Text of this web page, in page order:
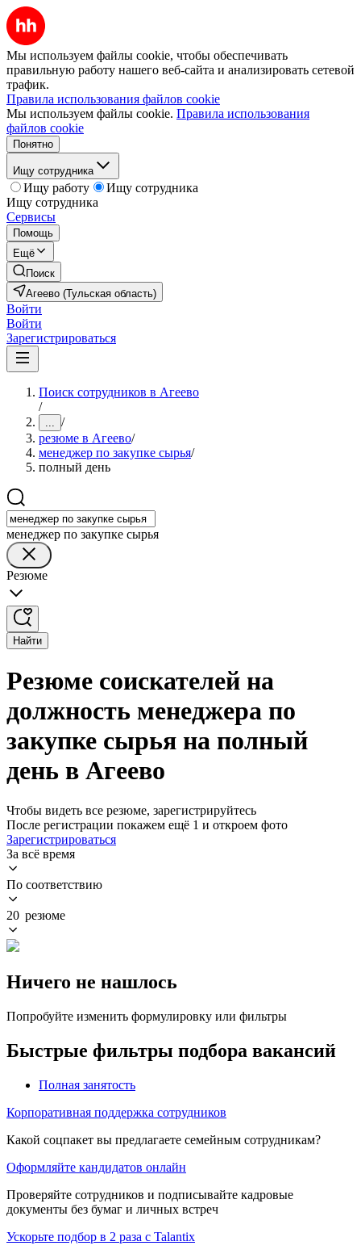
Мы используем файлы cookie, чтобы обеспечивать
правильную работу нашего веб-сайта и анализировать сетевой
трафик.
Правила использования файлов cookie
Мы используем файлы cookie. Правила использования
файлов cookie
Понятно
Ищу сотрудника
Ищу работу
Ищу сотрудника
Ищу сотрудника
Сервисы
Помощь
Ещё
Поиск
Агеево (Тульская область)
Войти
Войти
Зарегистрироваться
Поиск сотрудников в Агеево
/
... /
резюме в Агеево/
менеджер по закупке сырья/
полный день
менеджер по закупке сырья
Резюме
Найти
Резюме соискателей на
должность менеджера по
закупке сырья на полный
день в Агеево
Чтобы видеть все резюме, зарегистрируйтесь
После регистрации покажем ещё 1 и откроем фото
Зарегистрироваться
За всё время
По соответствию
20 резюме
Ничего не нашлось
Попробуйте изменить формулировку или фильтры
Быстрые фильтры подбора вакансий
Полная занятость
Корпоративная поддержка сотрудников
Какой соцпакет вы предлагаете семейным сотрудникам?
Оформляйте кандидатов онлайн
Проверяйте сотрудников и подписывайте кадровые
документы без бумаг и личных встреч
Ускорьте подбор в 2 раза с Talantix